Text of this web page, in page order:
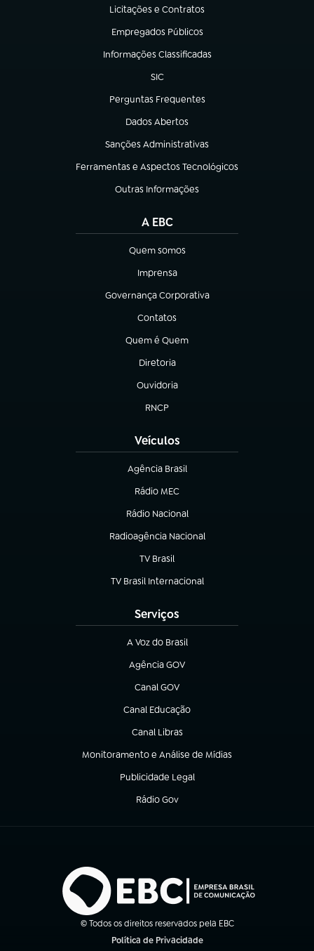
Licitações e Contratos
(abre em nova aba)
Empregados Públicos
(abre em nova aba)
Informações Classificadas
(abre em nova aba)
SIC
(abre em nova aba)
Perguntas Frequentes
(abre em nova aba)
Dados Abertos
(abre em nova aba)
Sanções Administrativas
(abre em nova aba)
Ferramentas e Aspectos Tecnológicos
(abre em nova aba)
Outras Informações
(abre em nova aba)
A EBC
Quem somos
(abre em nova aba)
Imprensa
(abre em nova aba)
Governança Corporativa
(abre em nova aba)
Contatos
(abre em nova aba)
Quem é Quem
(abre em nova aba)
Diretoria
(abre em nova aba)
Ouvidoria
(abre em nova aba)
RNCP
(abre em nova aba)
Veículos
Agência Brasil
(abre em nova aba)
Rádio MEC
(abre em nova aba)
Rádio Nacional
Radioagência Nacional
(abre em nova aba)
TV Brasil
(abre em nova aba)
TV Brasil Internacional
(abre em nova aba)
Serviços
A Voz do Brasil
(abre em nova aba)
Agência GOV
(abre em nova aba)
Canal GOV
(abre em nova aba)
Canal Educação
(abre em nova aba)
Canal Libras
(abre em nova aba)
Monitoramento e Análise de Mídias
(abre em nova aba)
Publicidade Legal
(abre em nova aba)
Rádio Gov
(abre em nova aba)
© Todos os direitos reservados pela EBC
Política de Privacidade